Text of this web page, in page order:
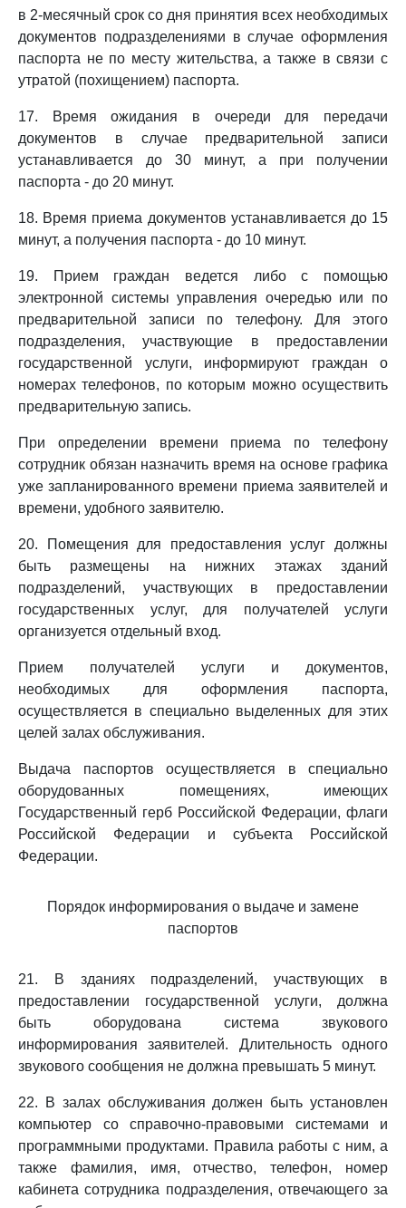
в 2-месячный срок со дня принятия всех необходимых
документов подразделениями в случае оформления
паспорта не по месту жительства, а также в связи с
утратой (похищением) паспорта.
17. Время ожидания в очереди для передачи
документов в случае предварительной записи
устанавливается до 30 минут, а при получении
паспорта - до 20 минут.
18. Время приема документов устанавливается до 15
минут, а получения паспорта - до 10 минут.
19. Прием граждан ведется либо с помощью
электронной системы управления очередью или по
предварительной записи по телефону. Для этого
подразделения, участвующие в предоставлении
государственной услуги, информируют граждан о
номерах телефонов, по которым можно осуществить
предварительную запись.
При определении времени приема по телефону
сотрудник обязан назначить время на основе графика
уже запланированного времени приема заявителей и
времени, удобного заявителю.
20. Помещения для предоставления услуг должны
быть размещены на нижних этажах зданий
подразделений, участвующих в предоставлении
государственных услуг, для получателей услуги
организуется отдельный вход.
Прием получателей услуги и документов,
необходимых для оформления паспорта,
осуществляется в специально выделенных для этих
целей залах обслуживания.
Выдача паспортов осуществляется в специально
оборудованных помещениях, имеющих
Государственный герб Российской Федерации, флаги
Российской Федерации и субъекта Российской
Федерации.
Порядок информирования о выдаче и замене
паспортов
21. В зданиях подразделений, участвующих в
предоставлении государственной услуги, должна
быть оборудована система звукового
информирования заявителей. Длительность одного
звукового сообщения не должна превышать 5 минут.
22. В залах обслуживания должен быть установлен
компьютер со справочно-правовыми системами и
программными продуктами. Правила работы с ним, а
также фамилия, имя, отчество, телефон, номер
кабинета сотрудника подразделения, отвечающего за